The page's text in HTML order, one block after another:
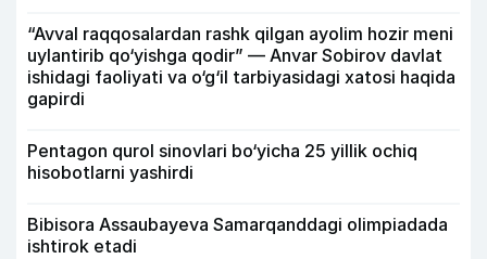
“Avval raqqosalardan rashk qilgan ayolim hozir meni
uylantirib qo‘yishga qodir” — Anvar Sobirov davlat
ishidagi faoliyati va o‘g‘il tarbiyasidagi xatosi haqida
gapirdi
Pentagon qurol sinovlari bo‘yicha 25 yillik ochiq
hisobotlarni yashirdi
Bibisora Assaubayeva Samarqanddagi olimpiadada
ishtirok etadi